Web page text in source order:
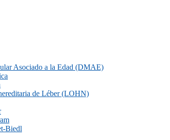
Asociado a la Edad (DMAE)
de Léber (LOHN)
Biedl